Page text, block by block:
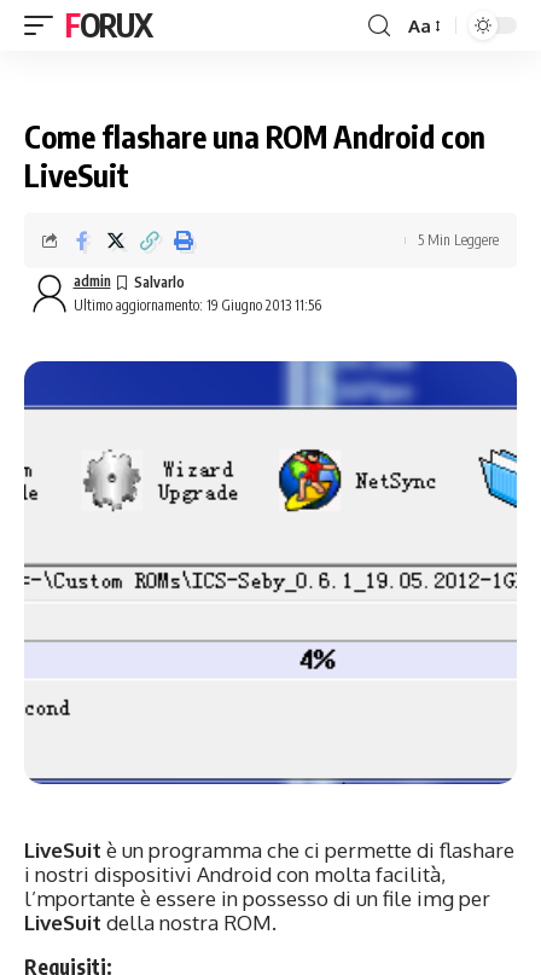
FORUX Aa
Come flashare una ROM Android con
LiveSuit
Ultimo aggiornamento: 19 Giugno 2013 11:56
admin
5 Min Leggere
LiveSuit è un programma che ci permette di flashare
i nostri dispositivi Android con molta facilità,
l’mportante è essere in possesso di un file img per
LiveSuit della nostra ROM.
Requisiti: